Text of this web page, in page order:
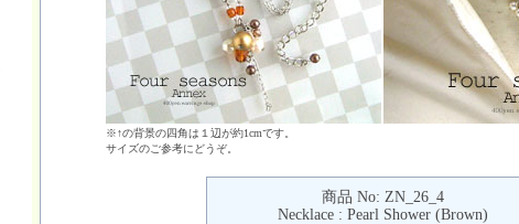
※↑の背景の四角は１辺が約1cmです。
サイズのご参考にどうぞ。
商品 No: ZN_26_4
Necklace : Pearl Shower (Brown)